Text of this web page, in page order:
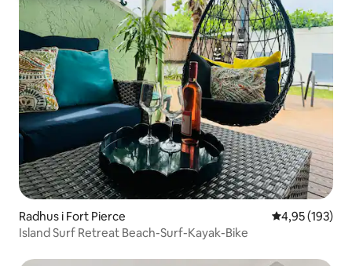
Radhus i Fort Pierce 4,95 av 5 i
4,95 (193)
Island Surf Retreat Beach-Surf-Kayak-Bike